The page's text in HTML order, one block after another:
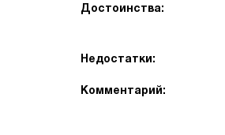
Достоинства:
Недостатки:
Комментарий: